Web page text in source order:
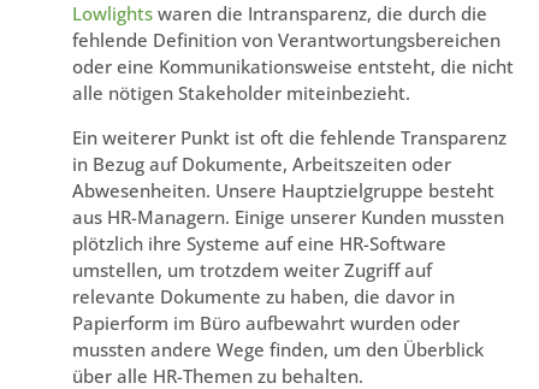
Lowlights waren die Intransparenz, die durch die
fehlende Definition von Verantwortungsbereichen
oder eine Kommunikationsweise entsteht, die nicht
alle nötigen Stakeholder miteinbezieht.
Ein weiterer Punkt ist oft die fehlende Transparenz
in Bezug auf Dokumente, Arbeitszeiten oder
Abwesenheiten. Unsere Hauptzielgruppe besteht
aus HR-Managern. Einige unserer Kunden mussten
plötzlich ihre Systeme auf eine HR-Software
umstellen, um trotzdem weiter Zugriff auf
relevante Dokumente zu haben, die davor in
Papierform im Büro aufbewahrt wurden oder
mussten andere Wege finden, um den Überblick
über alle HR-Themen zu behalten.